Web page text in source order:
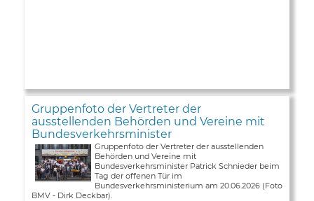
Gruppenfoto der Vertreter der
ausstellenden Behörden und Vereine mit
Bundesverkehrsminister
Gruppenfoto der Vertreter der ausstellenden
Behörden und Vereine mit
Bundesverkehrsminister Patrick Schnieder beim
Tag der offenen Tür im
Bundesverkehrsministerium am 20.06.2026 (Foto
BMV - Dirk Deckbar).